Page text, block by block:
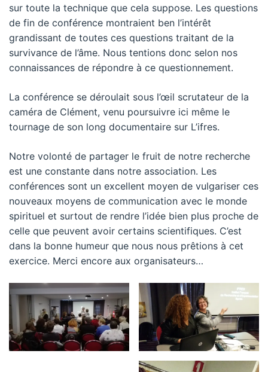
sur toute la technique que cela suppose. Les questions
de fin de conférence montraient ben l’intérêt
grandissant de toutes ces questions traitant de la
survivance de l’âme. Nous tentions donc selon nos
connaissances de répondre à ce questionnement.
La conférence se déroulait sous l’œil scrutateur de la
caméra de Clément, venu poursuivre ici même le
tournage de son long documentaire sur L’ifres.
Notre volonté de partager le fruit de notre recherche
est une constante dans notre association. Les
conférences sont un excellent moyen de vulgariser ces
nouveaux moyens de communication avec le monde
spirituel et surtout de rendre l’idée bien plus proche de
celle que peuvent avoir certains scientifiques. C’est
dans la bonne humeur que nous nous prêtions à cet
exercice. Merci encore aux organisateurs…